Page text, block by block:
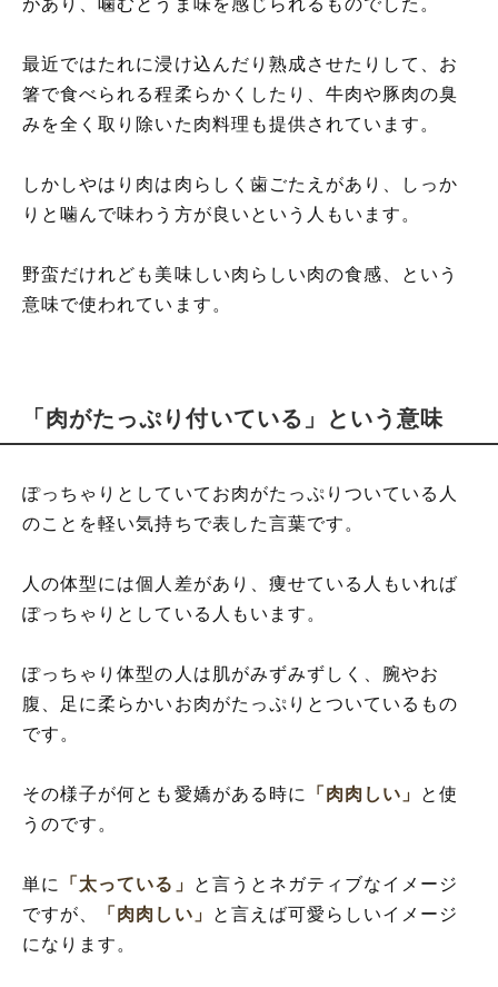
最近ではたれに浸け込んだり熟成させたりして、お
箸で食べられる程柔らかくしたり、牛肉や豚肉の臭
みを全く取り除いた肉料理も提供されています。
しかしやはり肉は肉らしく歯ごたえがあり、しっか
りと噛んで味わう方が良いという人もいます。
野蛮だけれども美味しい肉らしい肉の食感、という
意味で使われています。
「肉がたっぷり付いている」という意味
ぽっちゃりとしていてお肉がたっぷりついている人
のことを軽い気持ちで表した言葉です。
人の体型には個人差があり、痩せている人もいれば
ぽっちゃりとしている人もいます。
ぽっちゃり体型の人は肌がみずみずしく、腕やお
腹、足に柔らかいお肉がたっぷりとついているもの
です。
その様子が何とも愛嬌がある時に 「肉肉しい」 と使
うのです。
単に 「太っている」
と言うとネガティブなイメージ
ですが、
「肉肉しい」
と言えば可愛らしいイメージ
になります。